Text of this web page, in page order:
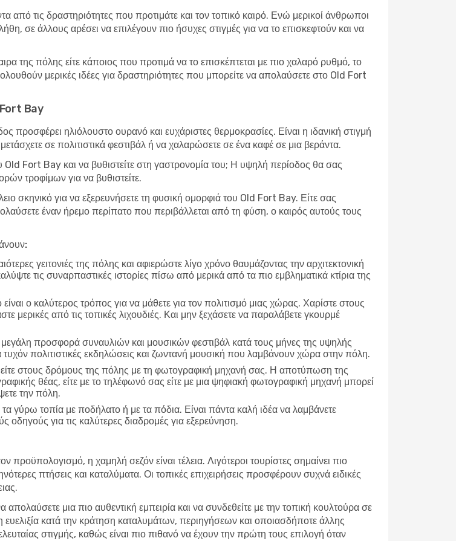
από τις δραστηριότητες που προτιμάτε και τον τοπικό καιρό. Ενώ μερικοί άνθρωποι
σε άλλους αρέσει να επιλέγουν πιο ήσυχες στιγμές για να το επισκεφτούν και να
της πόλης είτε κάποιος που προτιμά να το επισκέπτεται με πιο χαλαρό ρυθμό, το
μερικές ιδέες για δραστηριότητες που μπορείτε να απολαύσετε στο Old Fort
Fort Bay
προσφέρει ηλιόλουστο ουρανό και ευχάριστες θερμοκρασίες. Είναι η ιδανική στιγμή
σε πολιτιστικά φεστιβάλ ή να χαλαρώσετε σε ένα καφέ σε μια βεράντα.
Old Fort Bay και να βυθιστείτε στη γαστρονομία του; Η υψηλή περίοδος θα σας
τροφίμων για να βυθιστείτε.
σκηνικό για να εξερευνήσετε τη φυσική ομορφιά του Old Fort Bay. Είτε σας
έναν ήρεμο περίπατο που περιβάλλεται από τη φύση, ο καιρός αυτούς τους
γειτονιές της πόλης και αφιερώστε λίγο χρόνο θαυμάζοντας την αρχιτεκτονική
τις συναρπαστικές ιστορίες πίσω από μερικά από τα πιο εμβληματικά κτίρια της
είναι ο καλύτερος τρόπος για να μάθετε για τον πολιτισμό μιας χώρας. Χαρίστε στους
μερικές από τις τοπικές λιχουδιές. Και μην ξεχάσετε να παραλάβετε γκουρμέ
προσφορά συναυλιών και μουσικών φεστιβάλ κατά τους μήνες της υψηλής
πολιτιστικές εκδηλώσεις και ζωντανή μουσική που λαμβάνουν χώρα στην πόλη.
στους δρόμους της πόλης με τη φωτογραφική μηχανή σας. Η αποτύπωση της
θέας, είτε με το τηλέφωνό σας είτε με μια ψηφιακή φωτογραφική μηχανή μπορεί
την πόλη.
γύρω τοπία με ποδήλατο ή με τα πόδια. Είναι πάντα καλή ιδέα να λαμβάνετε
οδηγούς για τις καλύτερες διαδρομές για εξερεύνηση.
προϋπολογισμό, η χαμηλή σεζόν είναι τέλεια. Λιγότεροι τουρίστες σημαίνει πιο
πτήσεις και καταλύματα. Οι τοπικές επιχειρήσεις προσφέρουν συχνά ειδικές
απολαύσετε μια πιο αυθεντική εμπειρία και να συνδεθείτε με την τοπική κουλτούρα σε
κατά την κράτηση καταλυμάτων, περιηγήσεων και οποιασδήποτε άλλης
στιγμής, καθώς είναι πιο πιθανό να έχουν την πρώτη τους επιλογή όταν